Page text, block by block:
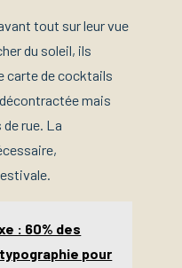
tout sur leur vue
du soleil, ils
carte de cocktails
mais
de rue. La
: 60% des
pour